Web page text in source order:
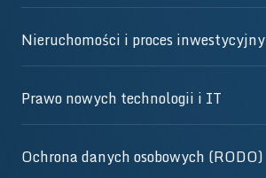
Nieruchomości i proces inwestycyjny
Prawo nowych technologii i IT
Ochrona danych osobowych (RODO)